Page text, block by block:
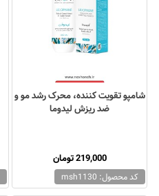
کد محصول: msh1130
شامپو تقویت کننده، محرک رشد مو و
ضد ریزش لیدوما
219,000 تومان